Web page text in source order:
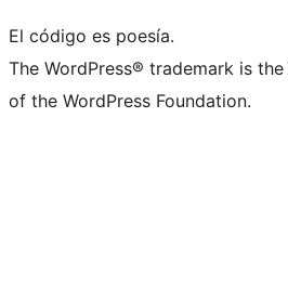
El código es poesía.
The WordPress® trademark is
of the WordPress Foundation.